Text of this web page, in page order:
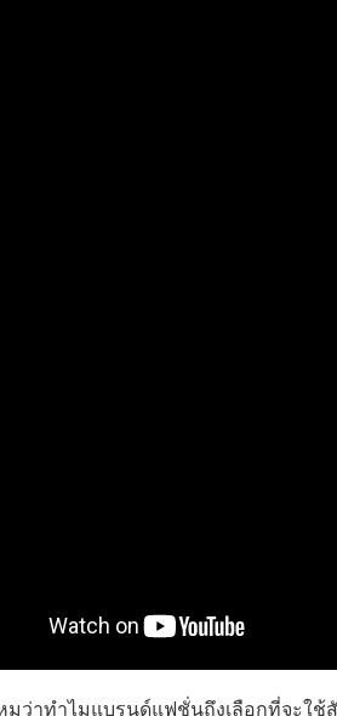
มว่าทำไมแบรนด์แฟชั่นถึงเลือกที่จะใ